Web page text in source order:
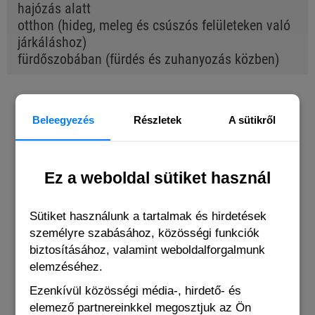
Beleegyezés Részletek A sütikről
Ez a weboldal sütiket használ
Sütiket használunk a tartalmak és hirdetések
személyre szabásához, közösségi funkciók
biztosításához, valamint weboldalforgalmunk
elemzéséhez.
Ezenkívül közösségi média-, hirdető- és
elemező partnereinkkel megosztjuk az Ön
hajózás alatt
otthon (hideg, meleg és csúszós felületeken való
járkáláshoz)
fürdőszobában (fürdés és zuhanyozás közben)
BUYERS OF THIS PRODUCT ALSO
BOUGHT THE FOLLOWING ITEMS